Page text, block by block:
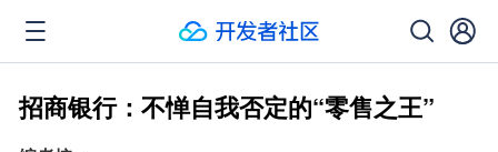
招商银行：不惮自我否定的“零售之王”